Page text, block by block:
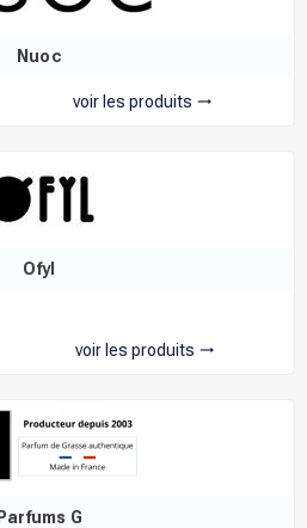
Nuoc
voir les produits trending_flat
Ofyl
voir les produits trending_flat
Parfums G